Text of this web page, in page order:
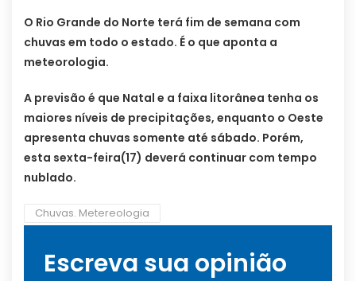
O Rio Grande do Norte terá fim de semana com
chuvas em todo o estado. É o que aponta a
meteorologia.
A previsão é que Natal e a faixa litorânea tenha os
maiores níveis de precipitações, enquanto o Oeste
apresenta chuvas somente até sábado. Porém,
esta sexta-feira(17) deverá continuar com tempo
nublado.
Chuvas. Metereologia
Escreva sua opinião